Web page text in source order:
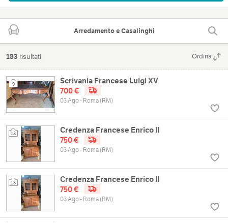
Arredamento e Casalinghi
183 risultati Ordina
9
Scrivania Francese Luigi XV
700 €
03 Ago - Roma (RM)
13
Credenza Francese Enrico II
750 €
03 Ago - Roma (RM)
13
Credenza Francese Enrico II
750 €
03 Ago - Roma (RM)